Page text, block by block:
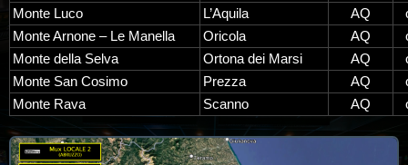
Monte Luco
L’Aquila AQ
Monte Arnone – Le Manella
Oricola AQ
Monte della Selva
Ortona dei Marsi AQ
Monte San Cosimo
Prezza AQ
Monte Rava
Scanno AQ